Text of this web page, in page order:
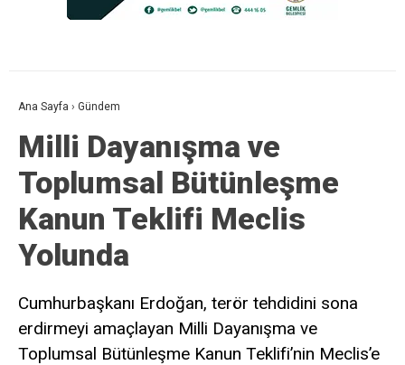
Ana Sayfa › Gündem
Milli Dayanışma ve
Toplumsal Bütünleşme
Kanun Teklifi Meclis
Yolunda
Cumhurbaşkanı Erdoğan, terör tehdidini sona
erdirmeyi amaçlayan Milli Dayanışma ve
Toplumsal Bütünleşme Kanun Teklifi’nin Meclis’e